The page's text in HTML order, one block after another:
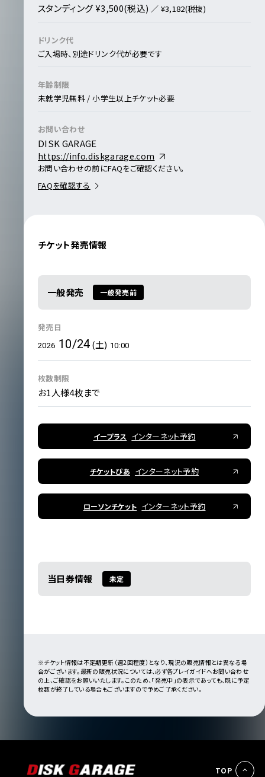
スタンディング ¥3,500(税込) ／ ¥3,182(税抜)
ドリンク代
ご入場時、別途ドリンク代が必要です
年齢制限
未就学児無料 / 小学生以上チケット必要
お問い合わせ
DISK GARAGE
https://info.diskgarage.com
お問い合わせの前にFAQをご確認ください。
FAQを確認する
チケット発売情報
一般発売 一般発売前
発売日
2026 10/24(土) 10:00
枚数制限
お1人様4枚まで
イープラス インターネット予約
チケットぴあ インターネット予約
ローソンチケット インターネット予約
当日券情報 未定
※チケット情報は不定期更新（週2回程度）となり、現況の販売情報とは異なる場
合がございます。最新の販売状況については、必ず各プレイガイドへお問い合わせ
の上、ご確認をお願いいたします。このため、「発売中」の表示であっても、既に予定
枚数が終了している場合もございますので予めご了承ください。
TOP